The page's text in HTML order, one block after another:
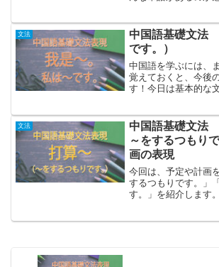
れません。そんな時
さい！今回の記事今
文法
中国語基礎文法
です。）
中国語を学ぶには、
覚えておくと、今後
す！今日は基本的な
「私は～です。」を
は我是～。～のとこ
文法
中国語基礎文法
～をするつもり
画の表現
今回は、予定や計画
するつもりです。」
す。」を紹介します